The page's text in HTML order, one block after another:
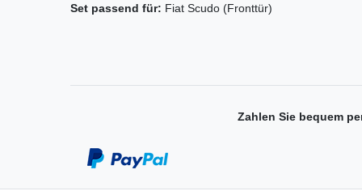
Set passend für: Fiat Scudo (Fronttür)
Zahlen Sie bequem